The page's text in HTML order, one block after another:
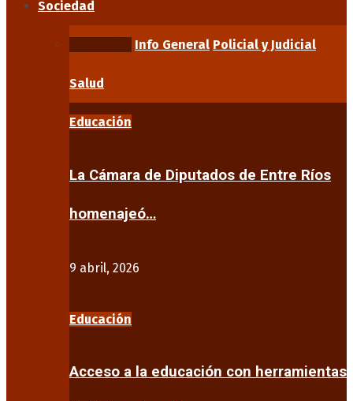
Sociedad
Info General Policial y Judicial
Salud
Educación
La Cámara de Diputados de Entre Ríos
homenajeó…
9 abril, 2026
Educación
Acceso a la educación con herramientas